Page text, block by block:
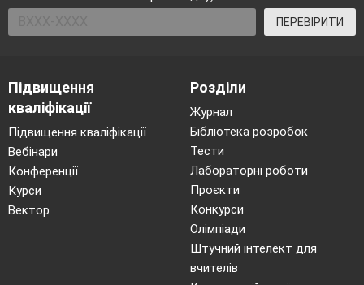
ПЕРЕВІРИТИ
Підвищення
кваліфікації
Підвищення кваліфікації
Вебінари
Конференції
Курси
Вектор
Розділи
Журнал
Бібліотека розробок
Тести
Лабораторні роботи
Проєкти
Конкурси
Олімпіади
Штучний інтелект для
вчителів